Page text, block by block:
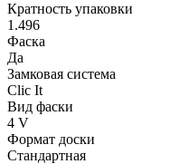
Кратность упаковки
1.496
Фаска
Да
Замковая система
Clic It
Вид фаски
4 V
Формат доски
Стандартная